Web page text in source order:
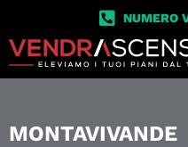
NUMERO
MONTAVIVANDE